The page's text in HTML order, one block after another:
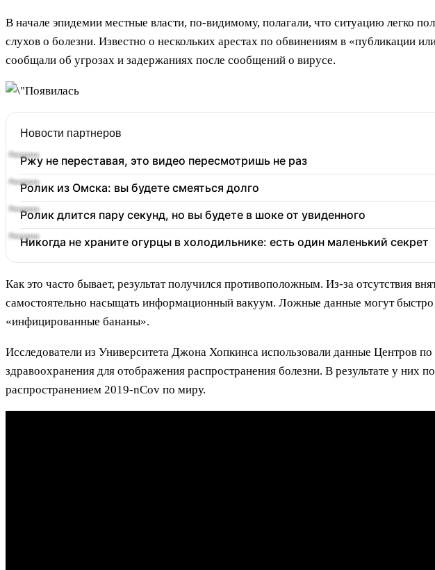
В начале эпидемии местные власти, по-видимому, полагали, что ситуацию легко
слухов о болезни. Известно о нескольких арестах по обвинениям в «публикации
сообщали об угрозах и задержаниях после сообщений о вирусе.
Новости партнеров
Ржу не переставая, это видео пересмотришь не раз
Ролик из Омска: вы будете смеяться долго
Ролик длится пару секунд, но вы будете в шоке от увиденного
Никогда не храните огурцы в холодильнике: есть один маленький секрет
Как это часто бывает, результат получился противоположным. Из-за отсутствия
самостоятельно насыщать информационный вакуум. Ложные данные могут
«инфицированные бананы».
Исследователи из Университета Джона Хопкинса использовали данные Центров
здравоохранения для отображения распространения болезни. В результате у них
распространением 2019-nCov по миру.